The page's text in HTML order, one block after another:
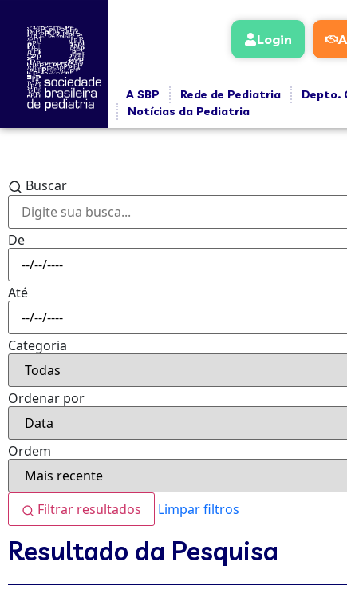
Login
A SBP Rede de Pediatria Depto.
Notícias da Pediatria
Buscar
De
Até
Categoria
Ordenar por
Ordem
Filtrar resultados Limpar filtros
Resultado da Pesquisa